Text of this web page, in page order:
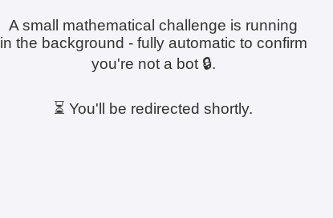
A small mathematical challenge is running
in the background - fully automatic to confirm
you're not a bot 🔒.
⏳ You'll be redirected shortly.